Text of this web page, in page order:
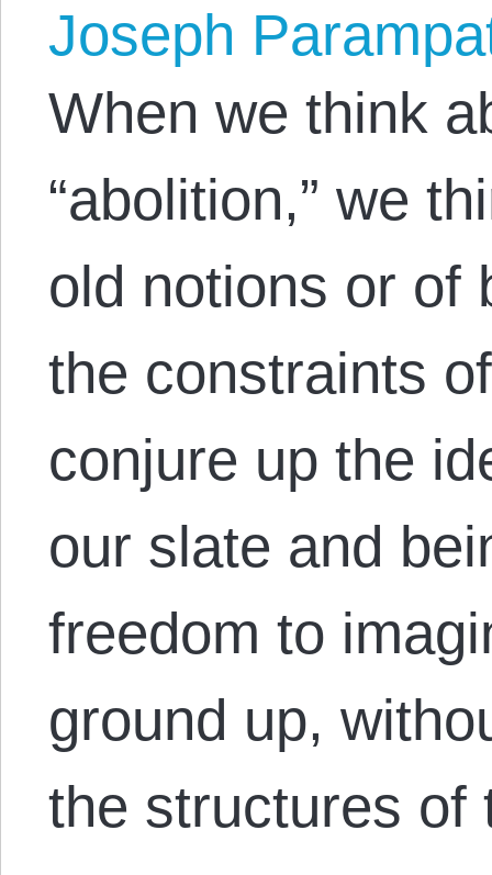
Joseph
When we think
“abolition,” we
old notions or of
the constraints
conjure up the
our slate and
freedom to
ground up,
the structures